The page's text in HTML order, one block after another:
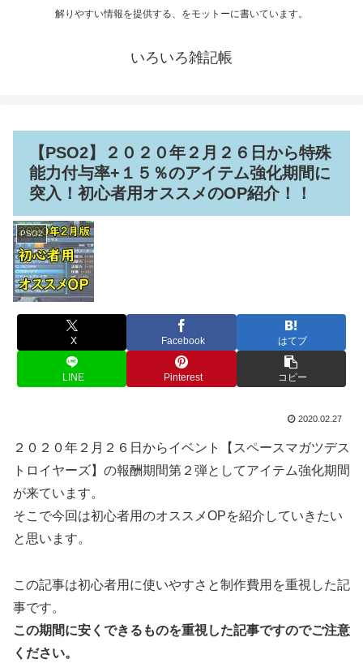
解りやすい情報を提供する、をモットーに書いています。
いろいろ雑記帳
【PSO2】２０２０年２月２６日から特殊
能力付与率+１５％のアイテム強化期間に
突入！初心者用オススメのOP紹介！！
PSO2
X Facebook はてブ
LINE Pinterest コピー
2020.02.27
２０２０年２月２６日からイベント【スペースマガツデス
トロイヤーズ】の報酬期間第２弾としてアイテム強化期間
が来ています。
そこで今回は初心者用のオススメOPを紹介していきたい
と思います。
この記事は初心者用に使いやすさと制作費用を重視した記
事です。
この期間に安くできるものを重視した記事ですのでご注意
ください。